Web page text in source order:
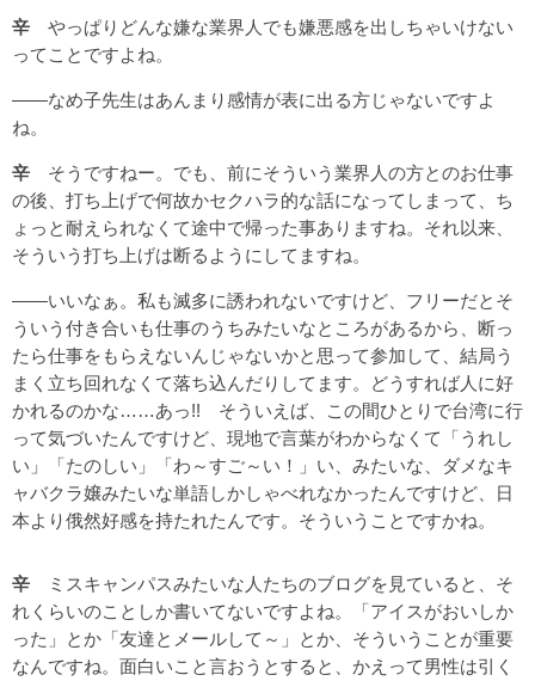
辛 やっぱりどんな嫌な業界人でも嫌悪感を出しちゃいけない
ってことですよね。
――なめ子先生はあんまり感情が表に出る方じゃないですよ
ね。
辛 そうですねー。でも、前にそういう業界人の方とのお仕事
の後、打ち上げで何故かセクハラ的な話になってしまって、ち
ょっと耐えられなくて途中で帰った事ありますね。それ以来、
そういう打ち上げは断るようにしてますね。
――いいなぁ。私も滅多に誘われないですけど、フリーだとそ
ういう付き合いも仕事のうちみたいなところがあるから、断っ
たら仕事をもらえないんじゃないかと思って参加して、結局う
まく立ち回れなくて落ち込んだりしてます。どうすれば人に好
かれるのかな……あっ!! そういえば、この間ひとりで台湾に行
って気づいたんですけど、現地で言葉がわからなくて「うれし
い」「たのしい」「わ～すご～い！」い、みたいな、ダメなキ
ャバクラ嬢みたいな単語しかしゃべれなかったんですけど、日
本より俄然好感を持たれたんです。そういうことですかね。
辛 ミスキャンパスみたいな人たちのブログを見ていると、そ
れくらいのことしか書いてないですよね。「アイスがおいしか
った」とか「友達とメールして～」とか、そういうことが重要
なんですね。面白いこと言おうとすると、かえって男性は引く